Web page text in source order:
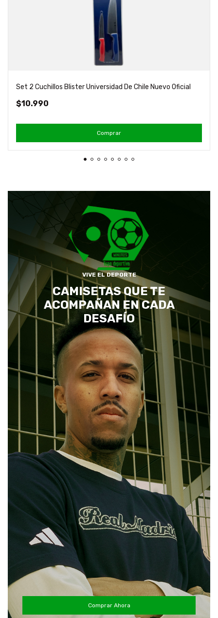
Set 2 Cuchillos Blister Universidad De Chile Nuevo Oficial
$10.990
Comprar
VIVE EL DEPORTE
CAMISETAS QUE TE
ACOMPAÑAN EN CADA
DESAFÍO
Comprar Ahora